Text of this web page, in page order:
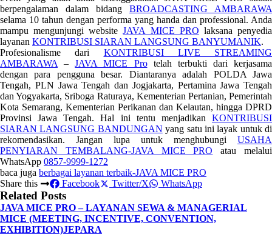
berpengalaman dalam bidang BROADCASTING AMBARAWA
selama 10 tahun dengan performa yang handa dan professional. Anda
mampu mengunjungi websiteJAVA MICE PRO laksana penyedia
layanan KONTRIBUSI SIARAN LANGSUNG BANYUMANIK.
Profesionalisme dari KONTRIBUSI LIVE STREAMING
AMBARAWA –JAVA MICE Protelah terbukti dari kerjasama
dengan para pengguna besar. Diantaranya adalah POLDA Jawa
Tengah, PLN Jawa Tengah dan Jogjakarta, Pertamina Jawa Tengah
dan Yogyakarta, Sriboga Raturaya, Kementerian Pertanian, Pemerintah
Kota Semarang, Kementerian Perikanan dan Kelautan, hingga DPRD
Provinsi Jawa Tengah. Hal ini tentu menjadikan KONTRIBUSI
SIARAN LANGSUNG BANDUNGAN yang satu ini layak untuk di
rekomendasikan. Jangan lupa untuk menghubungi USAHA
PENYIARAN TEMBALANG-JAVA MICE PRO atau melalui
WhatsApp 0857-9999-1272
baca juga berbagai layanan terbaik-JAVA MICE PRO
Share this
Facebook Twitter/X WhatsApp
Related Posts
JAVA MICE PRO – LAYANAN SEWA & MANAGERIAL
MICE (MEETING, INCENTIVE, CONVENTION,
EXHIBITION)JEPARA